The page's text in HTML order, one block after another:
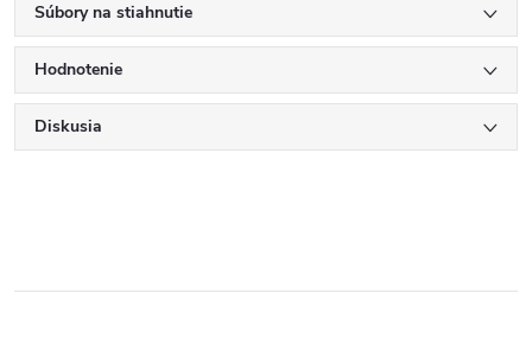
Súbory na stiahnutie
Hodnotenie
Diskusia